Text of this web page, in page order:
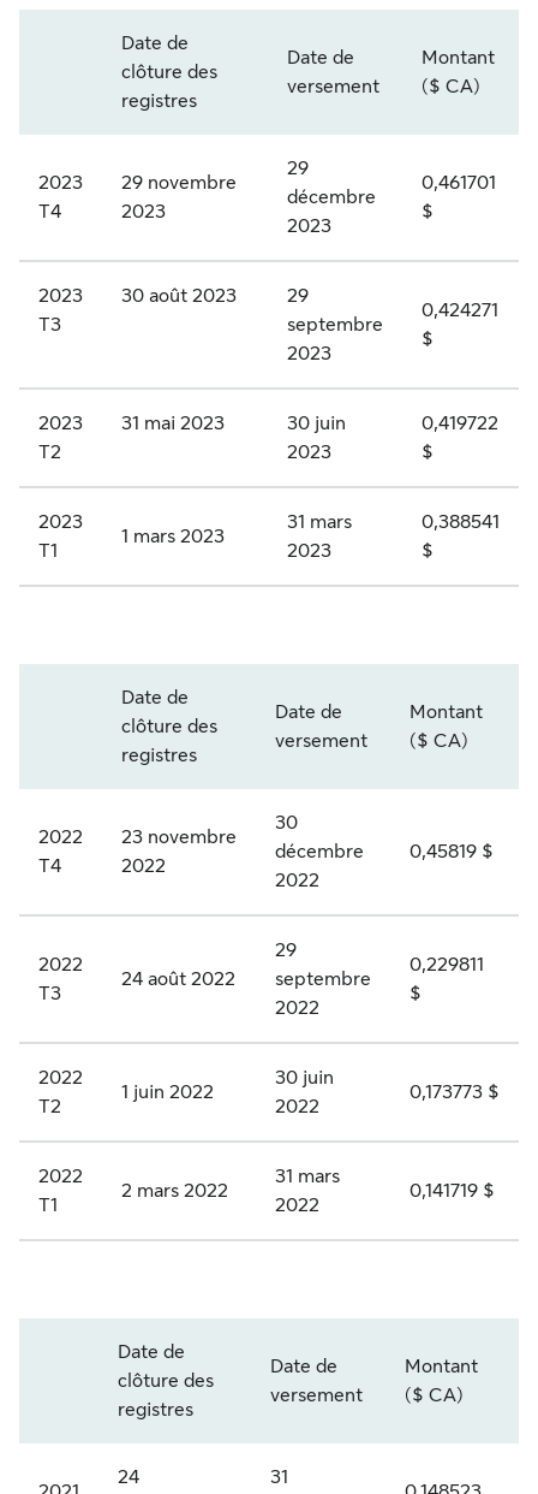
e
c
t
é
g
e
A
1
Q
R
2
0
6
e
e
n
o
c
u
a
t
f
e
t
é
g
s
é
i
1
R
2
r
i
é
é
à
d
v
i
e
e
n
o
u
a
t
f
e
t
é
S
.
P
R
K
-
t
i
o
n
s
r
i
é
é
à
d
v
i
e
e
n
Année et trimestre
Date de
clôture des
registres
Date de
versement
Montant
($ CA)
2023
T4
29 novembre
2023
29
décembre
2023
0,461701
$
2023
T3
30 août 2023
29
septembre
2023
0,424271
$
2023
T2
31 mai 2023
30 juin
2023
0,419722
$
2023
T1
1 mars 2023
31 mars
2023
0,388541
$
S
.
P
R
-
t
i
o
n
s
r
i
Année et trimestre
Date de
clôture des
registres
Date de
versement
Montant
($ CA)
2022
T4
23 novembre
2022
30
décembre
2022
0,45819 $
2022
T3
24 août 2022
29
septembre
2022
0,229811
$
2022
T2
1 juin 2022
30 juin
2022
0,173773 $
2022
T1
2 mars 2022
31 mars
2022
0,141719 $
S
.
P
Année et trimestre
Date de
clôture des
registres
Date de
versement
Montant
($ CA)
24 31